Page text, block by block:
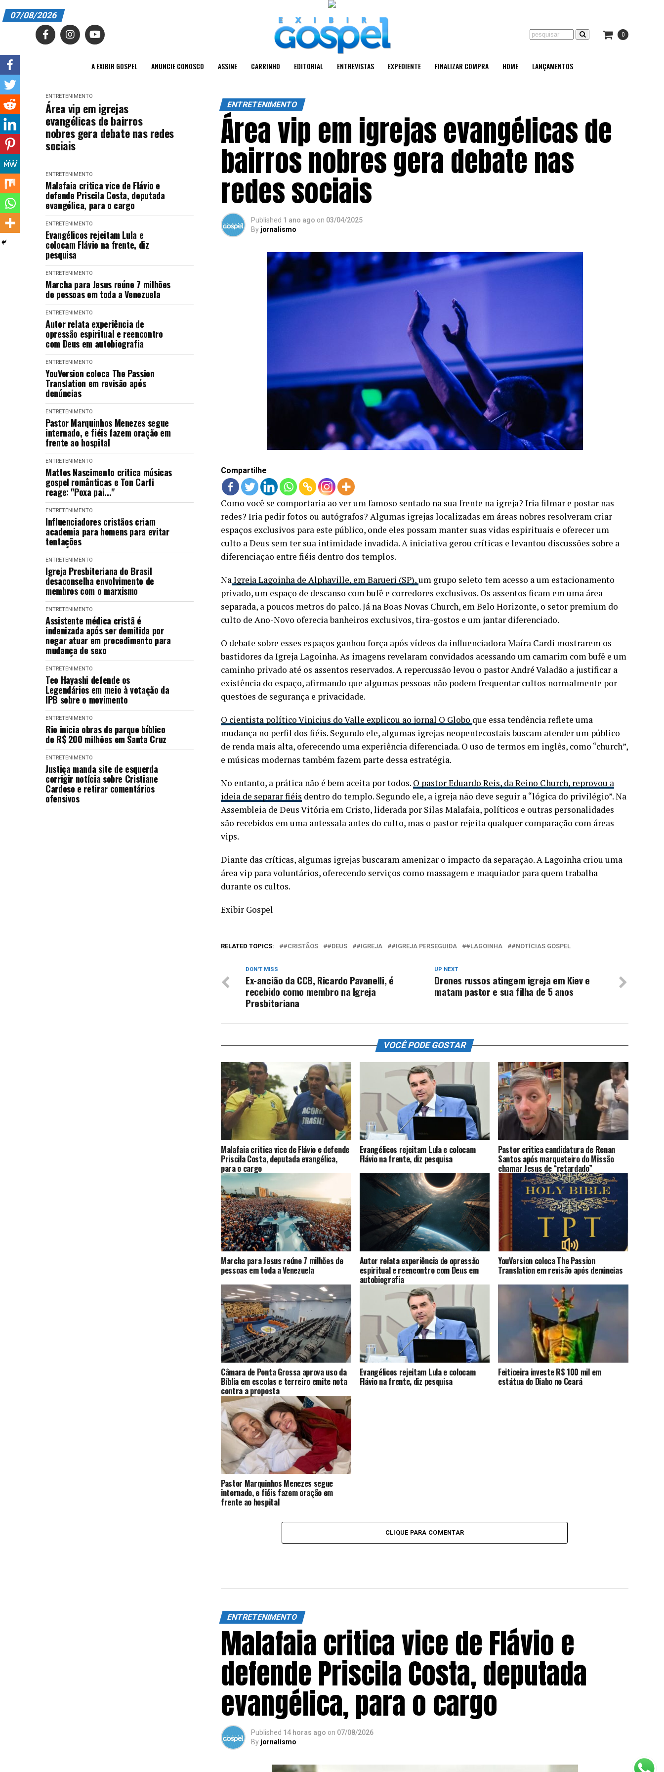
A EXIBIR GOSPEL
CARRINHO
EDITORIAL
ENTREVISTAS
FINALIZAR COMPRA
HOME
LANÇAMENTOS
07/08/2026
0
A EXIBIR GOSPEL ANUNCIE CONOSCO ASSINE CARRINHO EDITORIAL ENTREVISTAS EXPEDIENTE FINALIZAR COMPRA HOME LANÇAMENTOS
ENTRETENIMENTO
Área vip em igrejas
evangélicas de bairros
nobres gera debate nas redes
sociais
ENTRETENIMENTO
Malafaia critica vice de Flávio e
defende Priscila Costa, deputada
evangélica, para o cargo
ENTRETENIMENTO
Evangélicos rejeitam Lula e
colocam Flávio na frente, diz
pesquisa
ENTRETENIMENTO
Marcha para Jesus reúne 7 milhões
de pessoas em toda a Venezuela
ENTRETENIMENTO
Autor relata experiência de
opressão espiritual e reencontro
com Deus em autobiografia
ENTRETENIMENTO
YouVersion coloca The Passion
Translation em revisão após
denúncias
ENTRETENIMENTO
Pastor Marquinhos Menezes segue
internado, e fiéis fazem oração em
frente ao hospital
ENTRETENIMENTO
Mattos Nascimento critica músicas
gospel românticas e Ton Carfi
reage: "Poxa pai..."
ENTRETENIMENTO
Influenciadores cristãos criam
academia para homens para evitar
tentações
ENTRETENIMENTO
Igreja Presbiteriana do Brasil
desaconselha envolvimento de
membros com o marxismo
ENTRETENIMENTO
Assistente médica cristã é
indenizada após ser demitida por
negar atuar em procedimento para
mudança de sexo
ENTRETENIMENTO
Teo Hayashi defende os
Legendários em meio à votação da
IPB sobre o movimento
ENTRETENIMENTO
Rio inicia obras de parque bíblico
de R$ 200 milhões em Santa Cruz
ENTRETENIMENTO
Justiça manda site de esquerda
corrigir notícia sobre Cristiane
Cardoso e retirar comentários
ofensivos
ENTRETENIMENTO
Área vip em igrejas evangélicas de
bairros nobres gera debate nas
redes sociais
Published 1 ano ago on 03/04/2025
By jornalismo
Compartilhe
Como você se comportaria ao ver um famoso sentado na sua frente na igreja? Iria filmar e postar nas
redes? Iria pedir fotos ou autógrafos? Algumas igrejas localizadas em áreas nobres resolveram criar
espaços exclusivos para este público, onde eles possam manter suas vidas espirituais e oferecer um
culto a Deus sem ter sua intimidade invadida. A iniciativa gerou críticas e levantou discussões sobre a
diferenciação entre fiéis dentro dos templos.
NaIgreja Lagoinha de Alphaville, em Barueri (SP),um grupo seleto tem acesso a um estacionamento
privado, um espaço de descanso com bufê e corredores exclusivos. Os assentos ficam em uma área
separada, a poucos metros do palco. Já na Boas Novas Church, em Belo Horizonte, o setor premium do
culto de Ano-Novo oferecia banheiros exclusivos, tira-gostos e um jantar diferenciado.
O debate sobre esses espaços ganhou força após vídeos da influenciadora Maíra Cardi mostrarem os
bastidores da Igreja Lagoinha. As imagens revelaram convidados acessando um camarim com bufê e um
caminho privado até os assentos reservados. A repercussão levou o pastor André Valadão a justificar a
existência do espaço, afirmando que algumas pessoas não podem frequentar cultos normalmente por
questões de segurança e privacidade.
O cientista político Vinicius do Valle explicou ao jornal O Globo que essa tendência reflete uma
mudança no perfil dos fiéis. Segundo ele, algumas igrejas neopentecostais buscam atender um público
de renda mais alta, oferecendo uma experiência diferenciada. O uso de termos em inglês, como “church”,
e músicas modernas também fazem parte dessa estratégia.
No entanto, a prática não é bem aceita por todos. O pastor Eduardo Reis, da Reino Church, reprovou a
ideia de separar fiéis dentro do templo. Segundo ele, a igreja não deve seguir a “lógica do privilégio”. Na
Assembleia de Deus Vitória em Cristo, liderada por Silas Malafaia, políticos e outras personalidades
são recebidos em uma antessala antes do culto, mas o pastor rejeita qualquer comparação com áreas
vips.
Diante das críticas, algumas igrejas buscaram amenizar o impacto da separação. A Lagoinha criou uma
área vip para voluntários, oferecendo serviços como massagem e maquiador para quem trabalha
durante os cultos.
Exibir Gospel
RELATED TOPICS: #CRISTÃOS #DEUS #IGREJA #IGREJA PERSEGUIDA #LAGOINHA #NOTÍCIAS GOSPEL
UP NEXT
Drones russos atingem igreja em Kiev e
matam pastor e sua filha de 5 anos
DON'T MISS
Ex-ancião da CCB, Ricardo Pavanelli, é
recebido como membro na Igreja
Presbiteriana
VOCÊ PODE GOSTAR
Malafaia critica vice de Flávio e defende
Priscila Costa, deputada evangélica,
para o cargo
Evangélicos rejeitam Lula e colocam
Flávio na frente, diz pesquisa
Pastor critica candidatura de Renan
Santos após marqueteiro do Missão
chamar Jesus de “retardado”
Marcha para Jesus reúne 7 milhões de
pessoas em toda a Venezuela
Autor relata experiência de opressão
espiritual e reencontro com Deus em
autobiografia
YouVersion coloca The Passion
Translation em revisão após denúncias
Câmara de Ponta Grossa aprova uso da
Bíblia em escolas e terreiro emite nota
contra a proposta
Evangélicos rejeitam Lula e colocam
Flávio na frente, diz pesquisa
Feiticeira investe R$ 100 mil em
estátua do Diabo no Ceará
Pastor Marquinhos Menezes segue
internado, e fiéis fazem oração em
frente ao hospital
CLIQUE PARA COMENTAR
ENTRETENIMENTO
Malafaia critica vice de Flávio e
defende Priscila Costa, deputada
evangélica, para o cargo
Published 14 horas ago on 07/08/2026
By jornalismo